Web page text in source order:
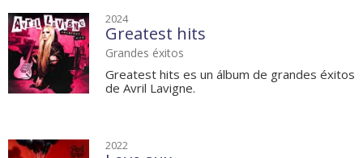
2024
Greatest hits
Grandes éxitos
Greatest hits es un álbum de grandes éxitos
de Avril Lavigne.
2022